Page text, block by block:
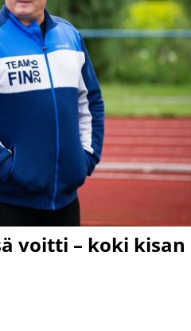
voitti – koki kisan